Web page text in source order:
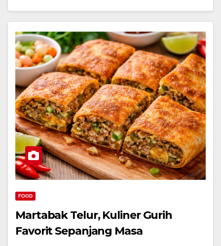
FOOD
Martabak Telur, Kuliner Gurih
Favorit Sepanjang Masa